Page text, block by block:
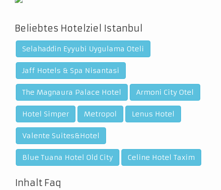
Beliebtes Hotelziel Istanbul
Selahaddin Eyyubi Uygulama Oteli
Jaff Hotels & Spa Nisantasi
The Magnaura Palace Hotel Armoni City Otel
Hotel Simper Metropol Lenus Hotel
Valente Suites&Hotel
Blue Tuana Hotel Old City Celine Hotel Taxim
Inhalt Faq